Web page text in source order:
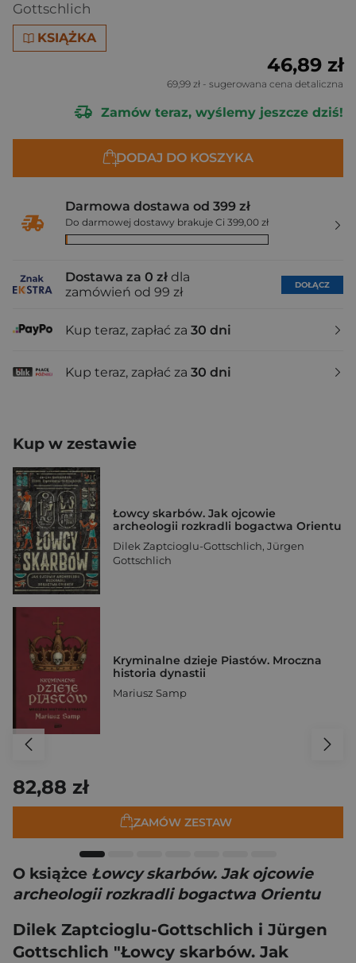
Gottschlich
KSIĄŻKA
46,89 zł
69,99 zł - sugerowana cena detaliczna
Zamów teraz, wyślemy jeszcze dziś!
DODAJ DO KOSZYKA
Darmowa dostawa od 399 zł
Do darmowej dostawy brakuje Ci 399,00 zł
Dostawa za 0 zł dla
zamówień od 99 zł
DOŁĄCZ
Kup teraz, zapłać za 30 dni
Kup teraz, zapłać za 30 dni
Kup w zestawie
Łowcy skarbów. Jak ojcowie
archeologii rozkradli bogactwa Orientu
Dilek Zaptcioglu-Gottschlich, Jürgen
Gottschlich
Kryminalne dzieje Piastów. Mroczna
historia dynastii
Mariusz Samp
82,88 zł
ZAMÓW ZESTAW
O książce Łowcy skarbów. Jak ojcowie
archeologii rozkradli bogactwa Orientu
Dilek Zaptcioglu-Gottschlich i Jürgen
Gottschlich "Łowcy skarbów. Jak